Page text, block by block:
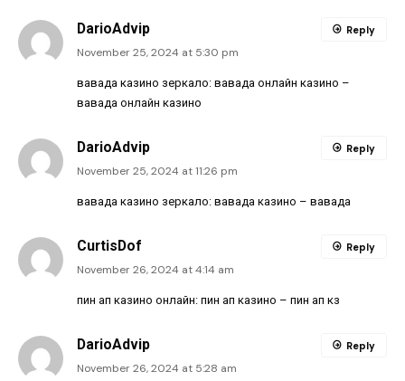
DarioAdvip
November 25, 2024 at 5:30 pm
вавада казино зеркало: вавада онлайн казино –
вавада онлайн казино
Reply
DarioAdvip
November 25, 2024 at 11:26 pm
вавада казино зеркало: вавада казино – вавада
Reply
CurtisDof
November 26, 2024 at 4:14 am
пин ап казино онлайн: пин ап казино – пин ап кз
Reply
DarioAdvip
November 26, 2024 at 5:28 am
Reply